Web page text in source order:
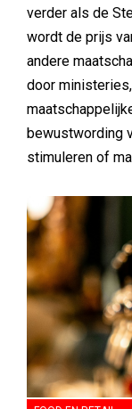
verder als de
wordt de prijs
andere
door
bewustwording
stimuleren of